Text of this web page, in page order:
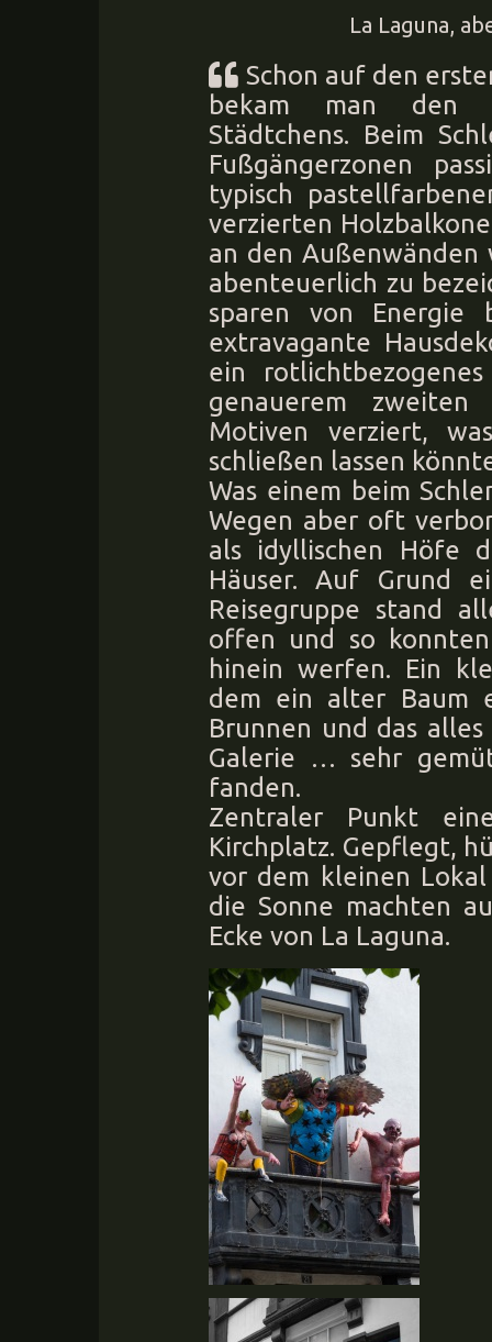
La Laguna,
Schon auf den
bekam man den
Städtchens. Beim
Fußgängerzonen
typisch
verzierten
an den
abenteuerlich zu
sparen von Energie
extravagante
ein
genauerem
Motiven verziert,
schließen lassen
Was einem beim
Wegen aber oft
als idyllischen Höfe
Häuser. Auf Grund
Reisegruppe stand
offen und so
hinein werfen. Ein
dem ein alter Baum
Brunnen und das
Galerie … sehr
fanden.
Zentraler Punkt
Kirchplatz. Gepflegt,
vor dem kleinen
die Sonne machten
Ecke von La Laguna.